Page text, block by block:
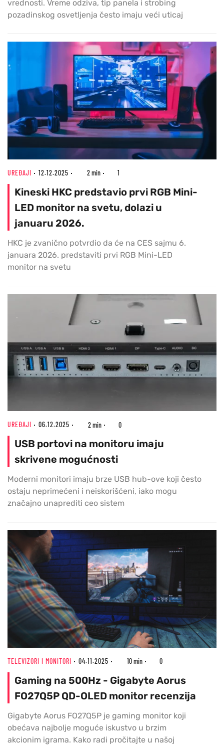
vrednosti. Vreme odziva, tip panela i strobing
pozadinskog osvetljenja često imaju veći uticaj
UREĐAJI 12.12.2025 2 min 1
Kineski HKC predstavio prvi RGB Mini-
LED monitor na svetu, dolazi u
januaru 2026.
HKC je zvanično potvrdio da će na CES sajmu 6.
januara 2026. predstaviti prvi RGB Mini-LED
monitor na svetu
UREĐAJI 06.12.2025 2 min 0
USB portovi na monitoru imaju
skrivene mogućnosti
Moderni monitori imaju brze USB hub-ove koji često
ostaju neprimećeni i neiskorišćeni, iako mogu
značajno unaprediti ceo sistem
TELEVIZORI I MONITORI 04.11.2025 10 min 0
Gaming na 500Hz - Gigabyte Aorus
FO27Q5P QD-OLED monitor recenzija
Gigabyte Aorus FO27Q5P je gaming monitor koji
obećava najbolje moguće iskustvo u brzim
akcionim igrama. Kako radi pročitajte u našoj